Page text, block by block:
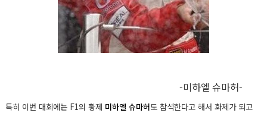
-미하엘 슈마허-
특히 이번 대회에는 F1의 황제 미하엘 슈마허도 참석한다고 해서 화제가 되고